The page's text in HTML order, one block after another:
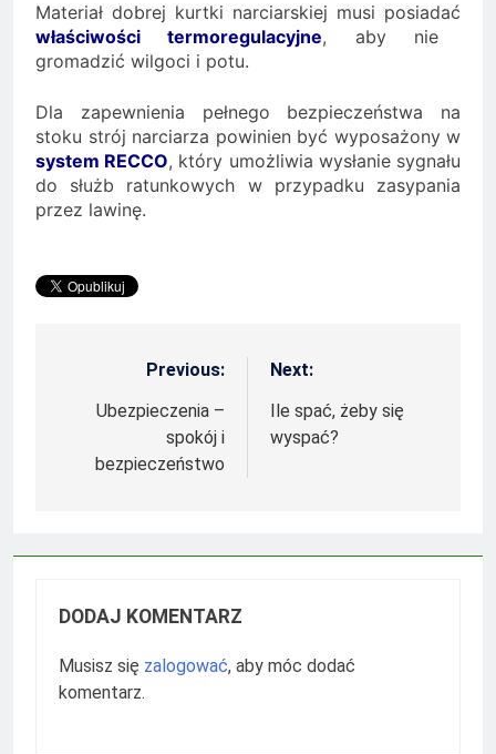
Materiał dobrej kurtki narciarskiej musi posiadać
właściwości termoregulacyjne, aby nie
gromadzić wilgoci i potu.
Dla zapewnienia pełnego bezpieczeństwa na
stoku strój narciarza powinien być wyposażony w
system RECCO, który umożliwia wysłanie sygnału
do służb ratunkowych w przypadku zasypania
przez lawinę.
Nawigacja
wpisu
Previous:
Ubezpieczenia –
spokój i
bezpieczeństwo
Next:
Ile spać, żeby się
wyspać?
DODAJ KOMENTARZ
Musisz się zalogować, aby móc dodać
komentarz.